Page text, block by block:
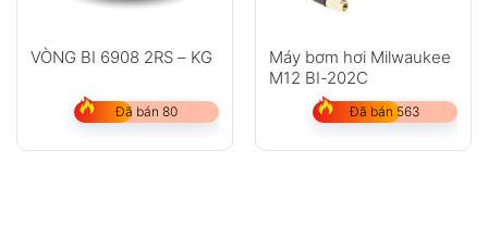
VÒNG BI 6908 2RS – KG
Đã bán 80
Máy bơm hơi Milwaukee
M12 BI-202C
Đã bán 563